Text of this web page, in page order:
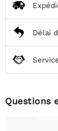
Délai
Questions